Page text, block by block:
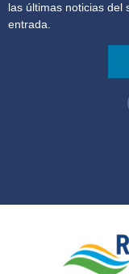
las últimas noticias del
entrada.